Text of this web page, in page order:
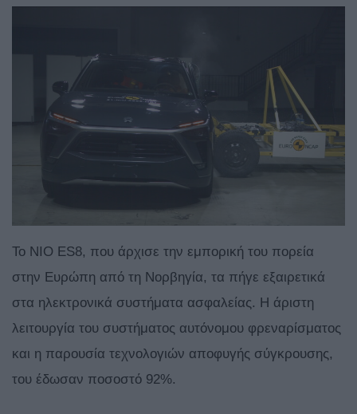
Το NIO ES8, που άρχισε την εμπορική του πορεία
στην Ευρώπη από τη Νορβηγία, τα πήγε εξαιρετικά
στα ηλεκτρονικά συστήματα ασφαλείας. Η άριστη
λειτουργία του συστήματος αυτόνομου φρεναρίσματος
και η παρουσία τεχνολογιών αποφυγής σύγκρουσης,
του έδωσαν ποσοστό 92%.